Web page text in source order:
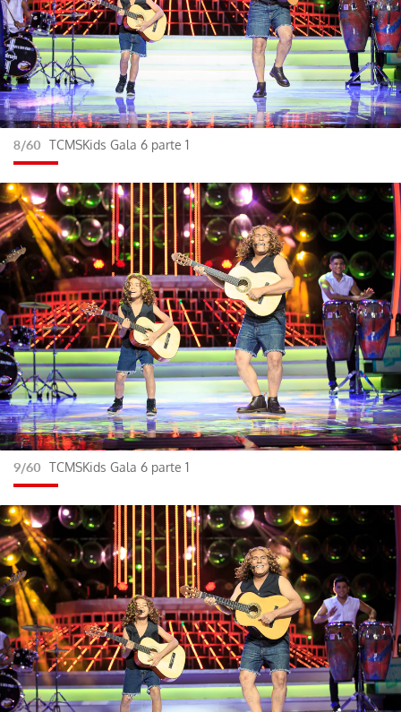
8/60 TCMSKids Gala 6 parte 1
9/60 TCMSKids Gala 6 parte 1